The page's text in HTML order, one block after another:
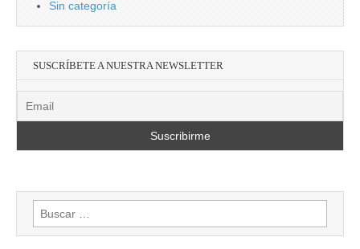
Sin categoría
SUSCRÍBETE A NUESTRA NEWSLETTER
Buscar: